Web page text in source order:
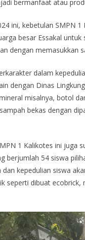
bermanfaat atau
ini, kebetulan SMPN
besar Essakal
dengan memasukkan
dalam
dengan Dinas
misalnya, botol
bekas dengan
1 Kalikotes ini juga
berjumlah 54 siswa
kepedulian siswa
seperti dibuat